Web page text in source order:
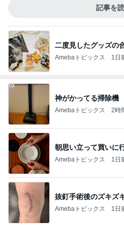
記事を
二度見したグッズの
Amebaトピックス 1日
神がかってる掃除機
Amebaトピックス 2時
朝思い立って買いに
Amebaトピックス 1日
抜釘手術後のズキズ
Amebaトピックス 1日